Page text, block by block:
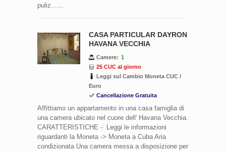
puliz......
CASA PARTICULAR DAYRON
HAVANA VECCHIA
Camere: 1
25 CUC al giorno
Leggi sul Cambio Moneta CUC /
Euro
Cancellazione Gratuita
Affittiamo un appartamento in una casa famiglia di
una camera ubicato nel cuore dell' Havana Vecchia.
CARATTERISTICHE - Leggi le informazioni
riguardanti la Moneta -> Moneta a Cuba Aria
condizionata Una camera messa a disposizione per